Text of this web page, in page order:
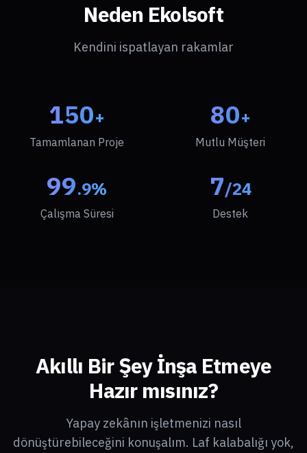
Neden Ekolsoft
Kendini ispatlayan rakamlar
150+
Tamamlanan Proje
80+
Mutlu Müşteri
99.9%
Çalışma Süresi
7/24
Destek
Akıllı Bir Şey İnşa Etmeye
Hazır mısınız?
Yapay zekânın işletmenizi nasıl
dönüştürebileceğini konuşalım. Laf kalabalığı yok,